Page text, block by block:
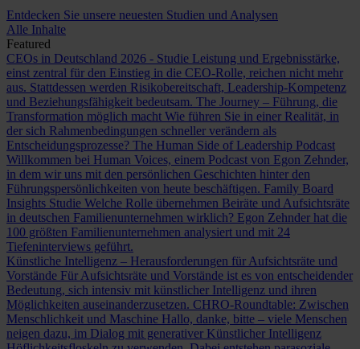
Entdecken Sie unsere neuesten Studien und Analysen
Alle Inhalte
Featured
CEOs in Deutschland 2026 - Studie Leistung und Ergebnisstärke,
einst zentral für den Einstieg in die CEO-Rolle, reichen nicht mehr
aus. Stattdessen werden Risikobereitschaft, Leadership-Kompetenz
und Beziehungsfähigkeit bedeutsam. The Journey – Führung, die
Transformation möglich macht Wie führen Sie in einer Realität, in
der sich Rahmenbedingungen schneller verändern als
Entscheidungsprozesse? The Human Side of Leadership Podcast
Willkommen bei Human Voices, einem Podcast von Egon Zehnder,
in dem wir uns mit den persönlichen Geschichten hinter den
Führungspersönlichkeiten von heute beschäftigen. Family Board
Insights Studie Welche Rolle übernehmen Beiräte und Aufsichtsräte
in deutschen Familienunternehmen wirklich? Egon Zehnder hat die
100 größten Familienunternehmen analysiert und mit 24
Tiefeninterviews geführt.
Künstliche Intelligenz – Herausforderungen für Aufsichtsräte und
Vorstände Für Aufsichtsräte und Vorstände ist es von entscheidender
Bedeutung, sich intensiv mit künstlicher Intelligenz und ihren
Möglichkeiten auseinanderzusetzen. CHRO-Roundtable: Zwischen
Menschlichkeit und Maschine Hallo, danke, bitte – viele Menschen
neigen dazu, im Dialog mit generativer Künstlicher Intelligenz